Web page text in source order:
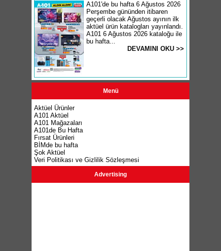
A101'de bu hafta 6 Ağustos 2026
Perşembe gününden itibaren
geçerli olacak Ağustos ayının ilk
aktüel ürün katalogları yayınlandı.
A101 6 Ağustos 2026 kataloğu ile
bu hafta...
DEVAMINI OKU >>
Menü
Aktüel Ürünler
A101 Aktüel
A101 Mağazaları
A101de Bu Hafta
Fırsat Ürünleri
BİMde bu hafta
Şok Aktüel
Veri Politikası ve Gizlilik Sözleşmesi
Advertising